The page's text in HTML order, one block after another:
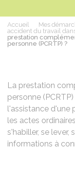
Accueil Mes
accident du travail
prestation
personne (PCRTP) ?
La prestation
personne
l'assistance d'une
les actes
s'habiller, se lever,
informations à